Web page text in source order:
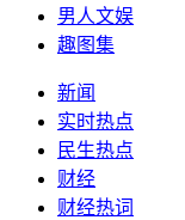
男人文娱
趣图集
新闻
实时热点
民生热点
财经
财经热词